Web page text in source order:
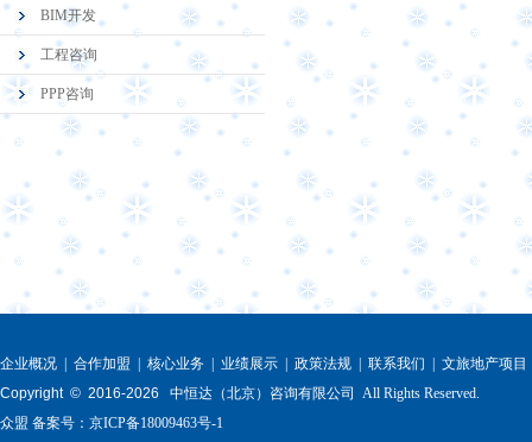
BIM开发
工程咨询
PPP咨询
企业概况 合作加盟 核心业务 业绩展示 政策法规 联系我们
文旅地产项目
Copyright © 2016-2026
中恒达（北京）咨询有限公司 All Rights Reserved.
众盟 备案号： 京ICP备18009463号-1